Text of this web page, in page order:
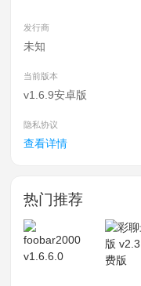
发行商
未知
当前版本
v1.6.9安卓版
隐私协议
查看详情
热门推荐